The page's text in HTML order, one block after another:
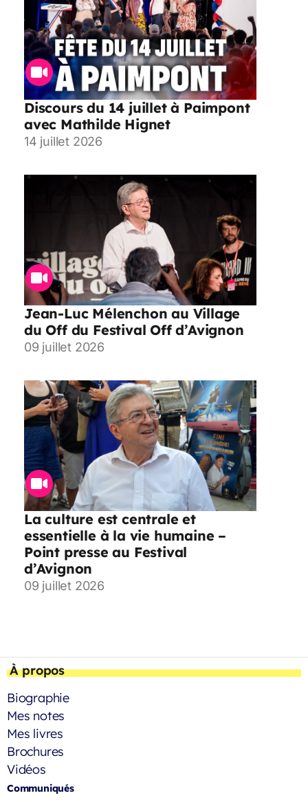
Discours du 14 juillet à Paimpont
avec Mathilde Hignet
14 juillet 2026
Jean-Luc Mélenchon au Village
du Off du Festival Off d’Avignon
09 juillet 2026
La culture est centrale et
essentielle à la vie humaine –
Point presse au Festival
d’Avignon
09 juillet 2026
À propos
Biographie
Mes notes
Mes livres
Brochures
Vidéos
Communiqués